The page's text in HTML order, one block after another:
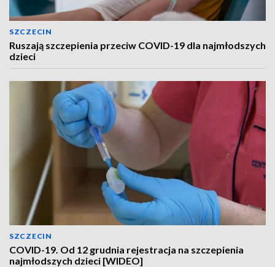
SZCZECIN
Ruszają szczepienia przeciw COVID-19 dla najmłodszych
dzieci
SZCZECIN
COVID-19. Od 12 grudnia rejestracja na szczepienia
najmłodszych dzieci [WIDEO]